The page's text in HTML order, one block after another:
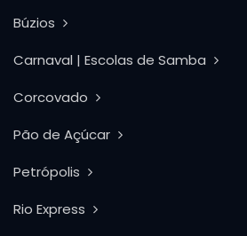
Búzios
Carnaval | Escolas de Samba
Corcovado
Pão de Açúcar
Petrópolis
Rio Express